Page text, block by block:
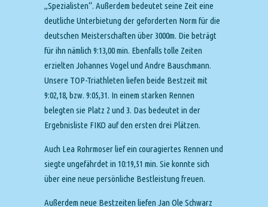
„Spezialisten“. Außerdem bedeutet seine Zeit eine
deutliche Unterbietung der geforderten Norm für die
deutschen Meisterschaften über 3000m. Die beträgt
für ihn nämlich 9:13,00 min. Ebenfalls tolle Zeiten
erzielten Johannes Vogel und Andre Bauschmann.
Unsere TOP-Triathleten liefen beide Bestzeit mit
9:02,18, bzw. 9:05,31. In einem starken Rennen
belegten sie Platz 2 und 3. Das bedeutet in der
Ergebnisliste FIKO auf den ersten drei Plätzen.
Auch Lea Rohrmoser lief ein couragiertes Rennen und
siegte ungefährdet in 10:19,51 min. Sie konnte sich
über eine neue persönliche Bestleistung freuen.
Außerdem neue Bestzeiten liefen Jan Ole Schwarz